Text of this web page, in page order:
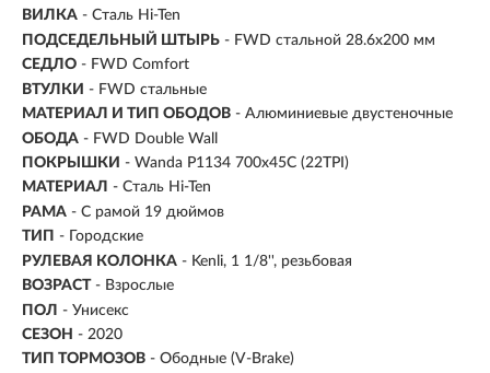
ВИЛКА - Сталь Hi-Ten
ПОДСЕДЕЛЬНЫЙ ШТЫРЬ - FWD стальной 28.6x200 мм
СЕДЛО - FWD Comfort
ВТУЛКИ - FWD стальные
МАТЕРИАЛ И ТИП ОБОДОВ - Алюминиевые двустеночные
ОБОДА - FWD Double Wall
ПОКРЫШКИ - Wanda P1134 700x45C (22TPI)
МАТЕРИАЛ - Сталь Hi-Ten
РАМА - С рамой 19 дюймов
ТИП -
Городские
РУЛЕВАЯ КОЛОНКА - Kenli, 1 1/8'', резьбовая
ВОЗРАСТ - Взрослые
ПОЛ - Унисекс
СЕЗОН - 2020
ТИП ТОРМОЗОВ - Ободные (V-Brake)